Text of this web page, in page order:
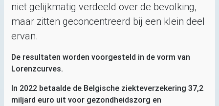
niet gelijkmatig verdeeld over de bevolking,
maar zitten geconcentreerd bij een klein deel
ervan.
De resultaten worden voorgesteld in de vorm van
Lorenzcurves.
In 2022 betaalde de Belgische ziekteverzekering 37,2
miljard euro uit voor gezondheidszorg en